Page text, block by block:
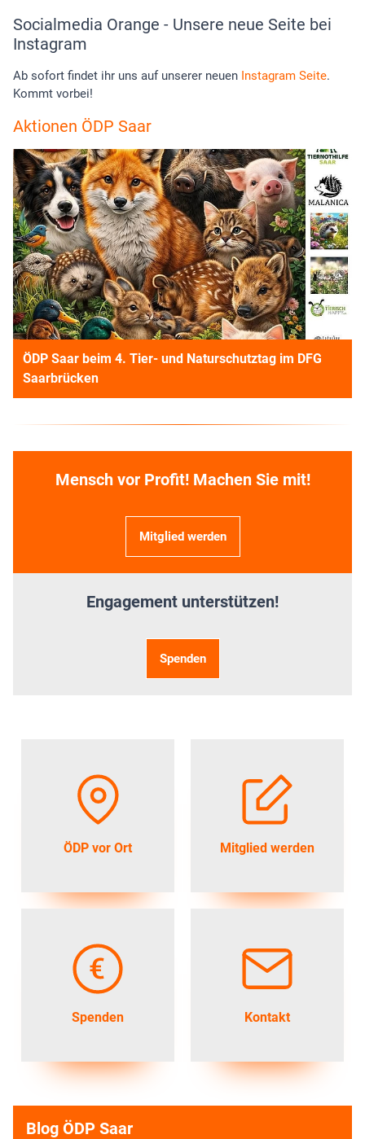
Socialmedia Orange - Unsere neue Seite bei
Instagram
Ab sofort findet ihr uns auf unserer neuen Instagram Seite.
Kommt vorbei!
Aktionen ÖDP Saar
ÖDP Saar beim 4. Tier- und Naturschutztag im DFG
Saarbrücken
Mensch vor Profit! Machen Sie mit!
Mitglied werden
Engagement unterstützen!
Spenden
ÖDP vor Ort Mitglied werden
Spenden Kontakt
Blog ÖDP Saar